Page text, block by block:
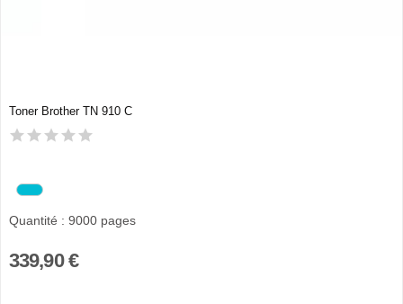
Toner Brother TN 910 C
Quantité : 9000 pages
339,90 €